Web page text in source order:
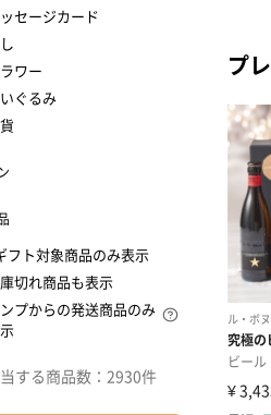
セージカード
ワー
ぐるみ
フト対象商品のみ表示
切れ商品も表示
プからの発送商品のみ
する商品数： 2930件
プ